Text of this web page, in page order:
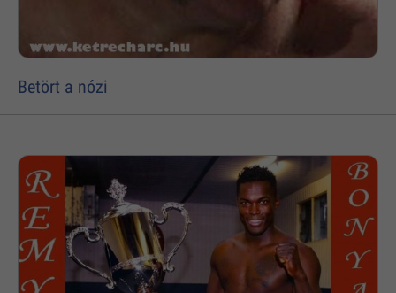
Betört a nózi